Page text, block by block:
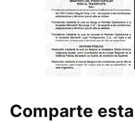
Comparte